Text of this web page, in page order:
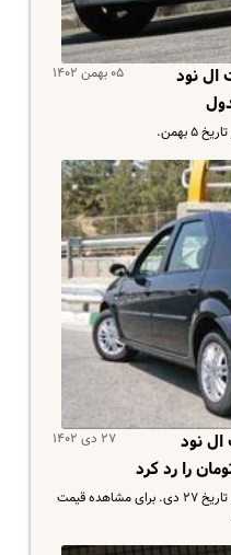
۰۵ بهمن ۱۴۰۲
ال نود
بهمن.
۲۷ دی ۱۴۰۲
نود
بررسی قیمت روز و جدید انواع خودرو ال نود در تاریخ ۲۷ دی. برای مشاهده قیمت